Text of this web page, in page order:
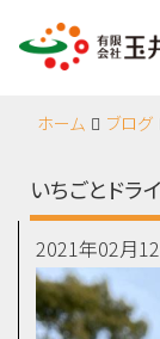
ホーム ブログ
いちごとドラ
2021年02月